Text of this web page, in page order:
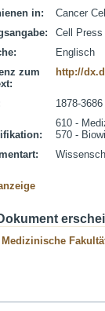
in:
Cancer
Cell Press
Englisch
zum
http://
1878-3686
610 -
570 -
Medizinische